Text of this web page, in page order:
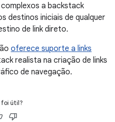
a backstack
destinos iniciais de qualquer
de link direto.
oferece suporte a links
realista na criação de links
de navegação.
foi útil?